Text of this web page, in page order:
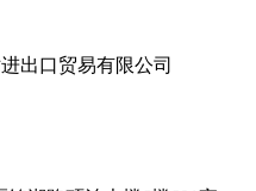
出口贸易有限公司